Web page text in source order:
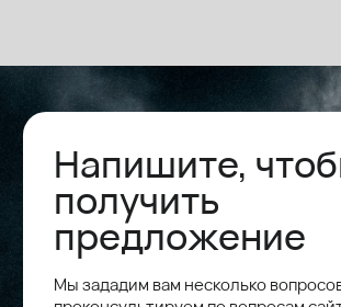
5
100 +
сайтов
60 +
клиентов
Креативили
для: